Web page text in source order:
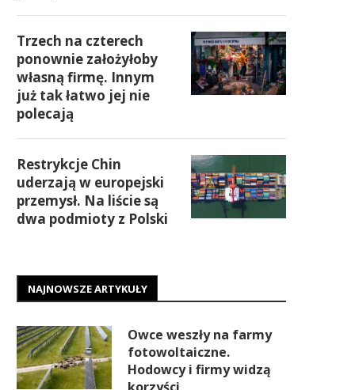
Trzech na czterech
ponownie założyłoby
własną firmę. Innym
już tak łatwo jej nie
polecają
Restrykcje Chin
uderzają w europejski
przemysł. Na liście są
dwa podmioty z Polski
NAJNOWSZE ARTYKUŁY
Owce weszły na farmy
fotowoltaiczne.
Hodowcy i firmy widzą